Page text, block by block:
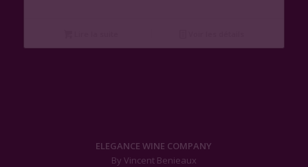
ELEGANCE WINE COMPANY
By Vincent Benieaux